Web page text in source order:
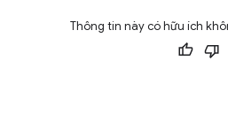
Thông tin này có hữu ích